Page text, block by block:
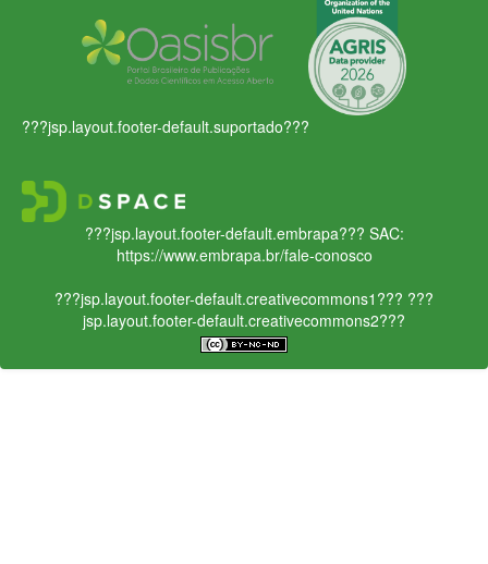
???jsp.layout.footer-default.suportado???
???jsp.layout.footer-default.embrapa??? SAC:
https://www.embrapa.br/fale-conosco
???jsp.layout.footer-default.creativecommons1??? ???
jsp.layout.footer-default.creativecommons2???